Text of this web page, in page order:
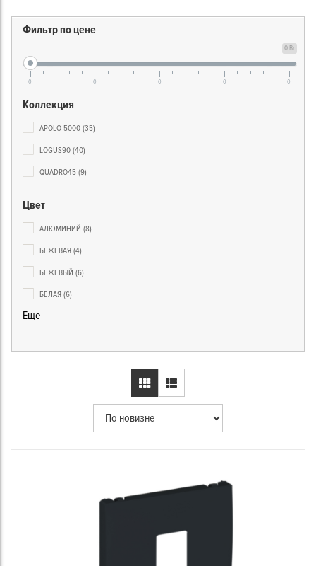
Фильтр по цене
0 Br
0 0 0 0 0
Коллекция
APOLO 5000 (35)
LOGUS90 (40)
QUADRO45 (9)
Цвет
АЛЮМИНИЙ (8)
БЕЖЕВАЯ (4)
БЕЖЕВЫЙ (6)
БЕЛАЯ (6)
Еще